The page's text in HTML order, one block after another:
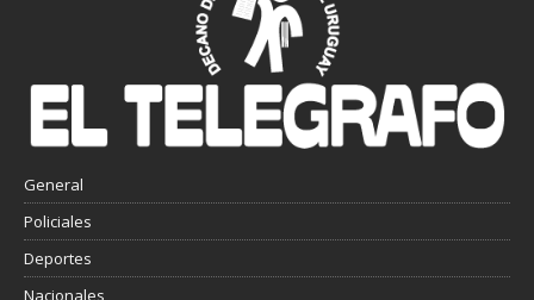
General
Policiales
Deportes
Nacionales